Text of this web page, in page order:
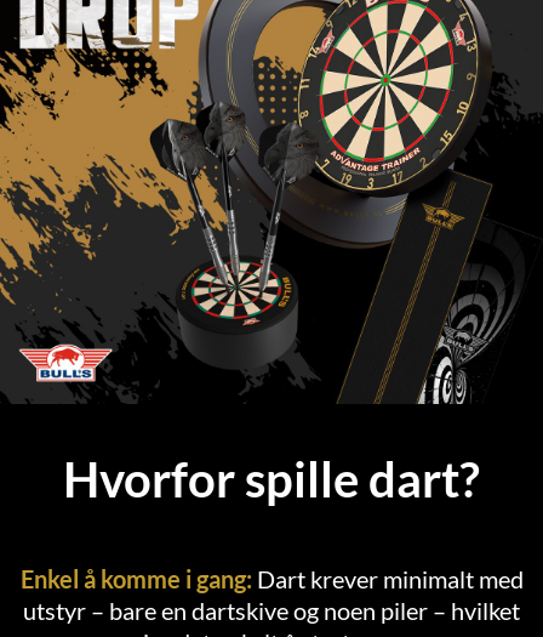
Hvorfor spille dart?
Enkel å komme i gang: Dart krever minimalt med
utstyr – bare en dartskive og noen piler – hvilket